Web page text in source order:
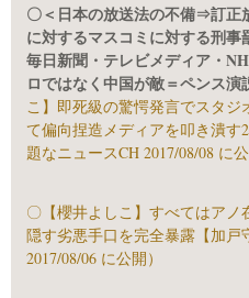
〇＜日本の放送法の不備⇒訂正
に対するマスコミに対する刑事
毎日新聞・テレビメディア・
ロではなく中国が敵＝ペンス演
こ】即死級の驚愕発言でスタ
て偏向捏造メディアを叩き潰す
題なニュースCH 2017/08/08 に
〇 【櫻井よしこ】すべてはア
隠す劣悪手口を完全暴露【加戸
2017/08/06 に公開）